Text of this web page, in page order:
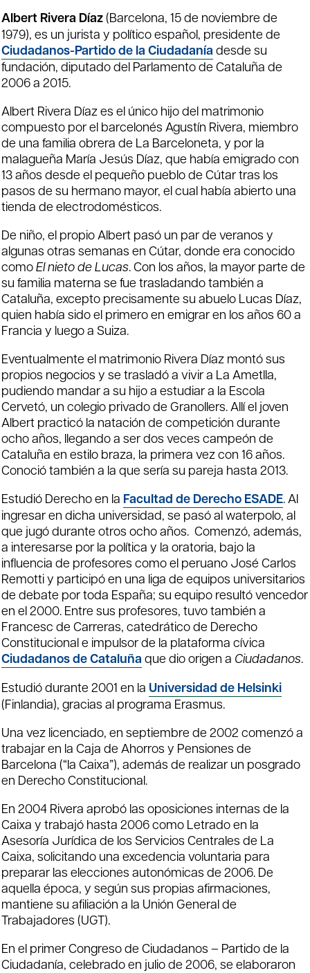
Albert Rivera Díaz(Barcelona, 15 de noviembre de
1979), es un jurista y político español, presidente de
Ciudadanos-Partido de la Ciudadanía desde su
fundación, diputado del Parlamento de Cataluña de
2006 a 2015.
Albert Rivera Díaz es el único hijo del matrimonio
compuesto por el barcelonés Agustín Rivera, miembro
de una familia obrera de La Barceloneta, y por la
malagueña María Jesús Díaz, que había emigrado con
13 años desde el pequeño pueblo de Cútar tras los
pasos de su hermano mayor, el cual había abierto una
tienda de electrodomésticos.
De niño, el propio Albert pasó un par de veranos y
algunas otras semanas en Cútar, donde era conocido
comoEl nieto de Lucas. Con los años, la mayor parte de
su familia materna se fue trasladando también a
Cataluña, excepto precisamente su abuelo Lucas Díaz,
quien había sido el primero en emigrar en los años 60 a
Francia y luego a Suiza.
Eventualmente el matrimonio Rivera Díaz montó sus
propios negocios y se trasladó a vivir a La Ametlla,
pudiendo mandar a su hijo a estudiar a la Escola
Cervetó, un colegio privado de Granollers. Allí el joven
Albert practicó la natación de competición durante
ocho años, llegando a ser dos veces campeón de
Cataluña en estilo braza, la primera vez con 16 años.
Conoció también a la que sería su pareja hasta 2013.
Estudió Derecho en la Facultad de Derecho ESADE. Al
ingresar en dicha universidad, se pasó al waterpolo, al
que jugó durante otros ocho años. ​ Comenzó, además,
a interesarse por la política y la oratoria, bajo la
influencia de profesores como el peruano José Carlos
Remotti y participó en una liga de equipos universitarios
de debate por toda España; su equipo resultó vencedor
en el 2000. Entre sus profesores, tuvo también a
Francesc de Carreras, catedrático de Derecho
Constitucional e impulsor de la plataforma cívica
Ciudadanos de Cataluña que dio origen a Ciudadanos.
Estudió durante 2001 en la Universidad de Helsinki
(Finlandia), gracias al programa Erasmus.
Una vez licenciado, en septiembre de 2002 comenzó a
trabajar en la Caja de Ahorros y Pensiones de
Barcelona (“la Caixa”), además de realizar un posgrado
en Derecho Constitucional.
En 2004 Rivera aprobó las oposiciones internas de la
Caixa y trabajó hasta 2006 como Letrado en la
Asesoría Jurídica de los Servicios Centrales de La
Caixa, solicitando una excedencia voluntaria para
preparar las elecciones autonómicas de 2006.​ De
aquella época, y según sus propias afirmaciones,
mantiene su afiliación a la Unión General de
Trabajadores (UGT).
En el primer Congreso de Ciudadanos – Partido de la
Ciudadanía, celebrado en julio de 2006, se elaboraron